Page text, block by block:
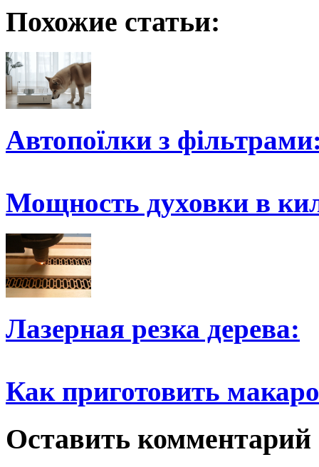
Похожие статьи:
Автопоїлки з
Мощность духовки в
Лазерная резка дерева:
Как приготовить
Оставить комментарий